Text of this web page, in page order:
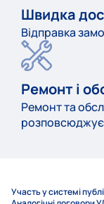
Швидка
Відправка
Ремонт і
Ремонт та
Участь у системі